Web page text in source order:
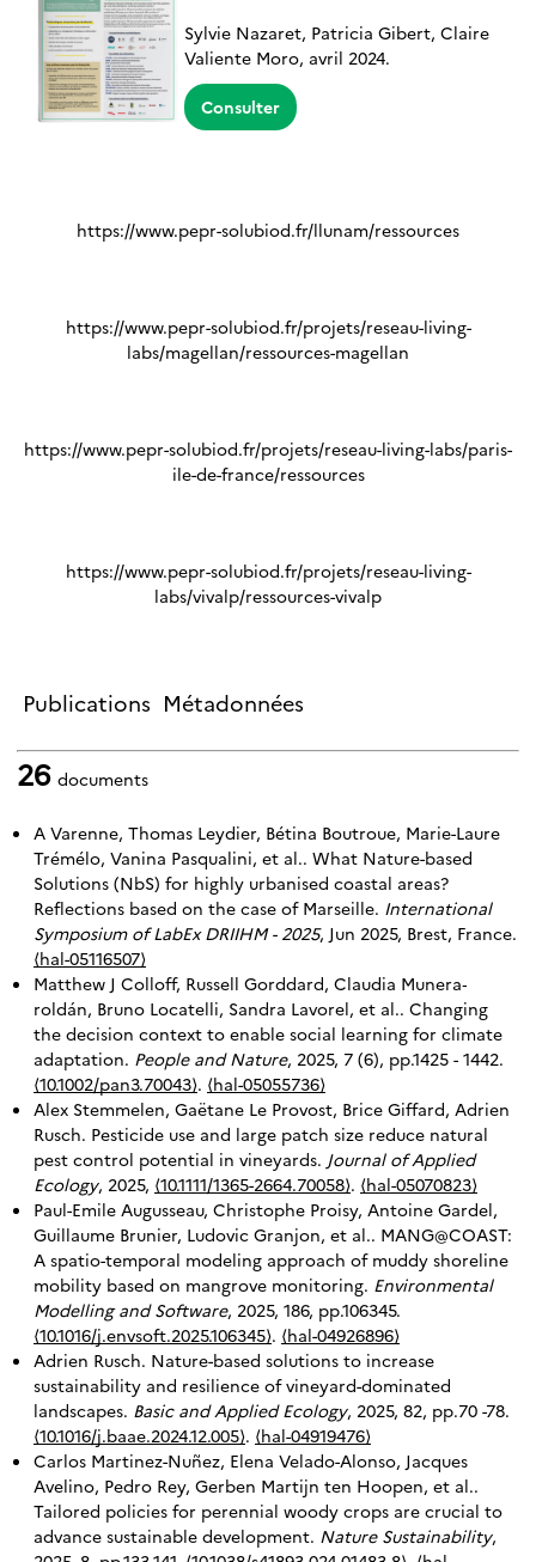
Sylvie Nazaret, Patricia Gibert, Claire
Valiente Moro, avril 2024.
Consulter
https://www.pepr-solubiod.fr/llunam/ressources
https://www.pepr-solubiod.fr/projets/reseau-living-
labs/magellan/ressources-magellan
https://www.pepr-solubiod.fr/projets/reseau-living-labs/paris-
ile-de-france/ressources
https://www.pepr-solubiod.fr/projets/reseau-living-
labs/vivalp/ressources-vivalp
Publications Métadonnées
26 documents
A Varenne, Thomas Leydier, Bétina Boutroue, Marie-Laure
Trémélo, Vanina Pasqualini, et al.. What Nature-based
Solutions (NbS) for highly urbanised coastal areas?
Reflections based on the case of Marseille. International
Symposium of LabEx DRIIHM - 2025, Jun 2025, Brest, France.
⟨hal-05116507⟩
Matthew J Colloff, Russell Gorddard, Claudia Munera‐
roldán, Bruno Locatelli, Sandra Lavorel, et al.. Changing
the decision context to enable social learning for climate
adaptation. People and Nature, 2025, 7 (6), pp.1425 - 1442.
⟨10.1002/pan3.70043⟩. ⟨hal-05055736⟩
Alex Stemmelen, Gaëtane Le Provost, Brice Giffard, Adrien
Rusch. Pesticide use and large patch size reduce natural
pest control potential in vineyards. Journal of Applied
Ecology, 2025, ⟨10.1111/1365-2664.70058⟩. ⟨hal-05070823⟩
Paul-Emile Augusseau, Christophe Proisy, Antoine Gardel,
Guillaume Brunier, Ludovic Granjon, et al.. MANG@COAST:
A spatio-temporal modeling approach of muddy shoreline
mobility based on mangrove monitoring. Environmental
Modelling and Software, 2025, 186, pp.106345.
⟨10.1016/j.envsoft.2025.106345⟩. ⟨hal-04926896⟩
Adrien Rusch. Nature-based solutions to increase
sustainability and resilience of vineyard-dominated
landscapes. Basic and Applied Ecology, 2025, 82, pp.70 -78.
⟨10.1016/j.baae.2024.12.005⟩. ⟨hal-04919476⟩
Carlos Martinez-Nuñez, Elena Velado-Alonso, Jacques
Avelino, Pedro Rey, Gerben Martijn ten Hoopen, et al..
Tailored policies for perennial woody crops are crucial to
advance sustainable development. Nature Sustainability,